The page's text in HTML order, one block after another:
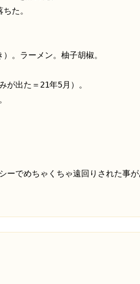
た。
。ラーメン。柚子胡椒。
が出た＝21年5月）。
ーでめちゃくちゃ遠回りされた事が